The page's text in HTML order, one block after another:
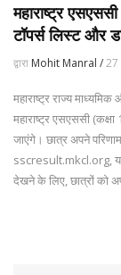
महाराष्ट्र
टॉपर्स लिस्ट और
द्वारा Mohit Manral /27
महाराष्ट्र राज्य
महाराष्ट्र एसएससी
जाएंगे। छात्र अपने
sscresult.mkcl.org,
देखने के लिए, छात्रों को